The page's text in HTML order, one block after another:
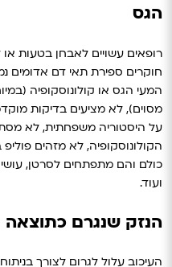
הגס
רופאים עשויים לאבחן בטעות
חוקרים ספירת תאי דם אדומים
המעי הגס או קולונוסקופיה
מסוים), לא מציעים בדיקות
על היסטוריה משפחתית, לא
הקולונוסקופיה, לא מזהים
כולם והם מתפתחים לסרטן,
ועוד.
הנזק שנגרם
העיכוב עלול לגרום לצורך